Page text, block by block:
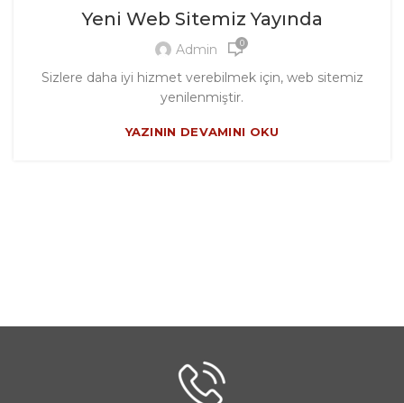
Yeni Web Sitemiz Yayında
Admin 0
Sizlere daha iyi hizmet verebilmek için, web sitemiz
yenilenmiştir.
YAZININ DEVAMINI OKU